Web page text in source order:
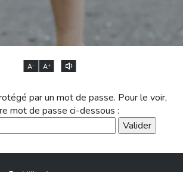
A- A+
par un mot de passe. Pour le voir,
mot de passe ci-dessous :